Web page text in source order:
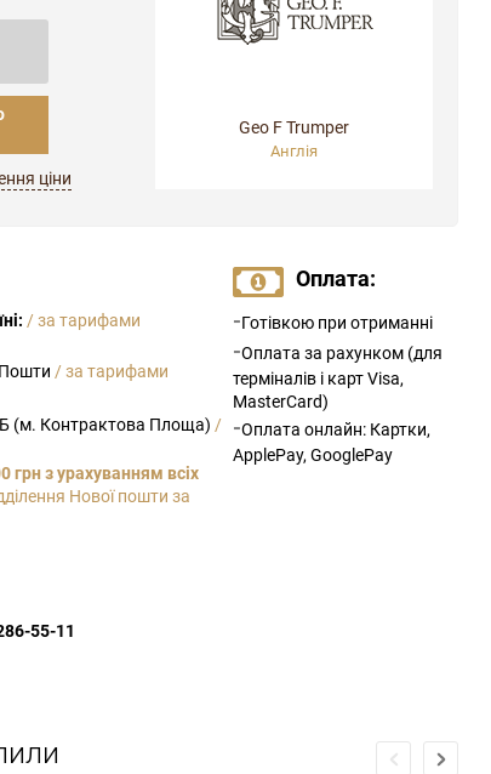
ціни
Geo F Trumper
Англія
/ за тарифами
/ за тарифами
Б (м. Контрактова Площа) /
з урахуванням всіх
Нової пошти за
Оплата:
-Готівкою при отриманні
-Оплата за рахунком (для
терміналів і карт Visa,
MasterCard)
-Оплата онлайн: Картки,
ApplePay, GooglePay
55-11